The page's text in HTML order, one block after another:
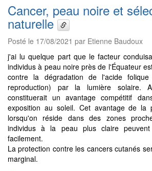
Cancer, peau noire et
naturelle
Posté le 17/08/2021 par Etienne Baudoux
j'ai lu quelque part que le facteur
individus à peau noire près de l'Équateur
contre la dégradation de l'acide
reproduction) par la lumière solaire.
constituerait un avantage compétitif
exposition au soleil. Cet avantage de la
lorsqu'on réside dans des zones
individus à la peau plus claire
facilement.
La protection contre les cancers cutanés
marginal.